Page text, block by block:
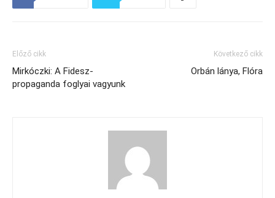
Előző cikk
Mirkóczki: A Fidesz-
propaganda foglyai vagyunk
Következő cikk
Orbán lánya, Flóra